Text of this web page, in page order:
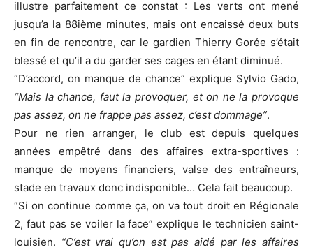
illustre parfaitement ce constat : Les verts ont mené
jusqu’a la 88ième minutes, mais ont encaissé deux buts
en fin de rencontre, car le gardien Thierry Gorée s’était
blessé et qu’il a du garder ses cages en étant diminué.
“D’accord, on manque de chance” explique Sylvio Gado,
“Mais la chance, faut la provoquer, et on ne la provoque
pas assez, on ne frappe pas assez, c’est dommage”.
Pour ne rien arranger, le club est depuis quelques
années empêtré dans des affaires extra-sportives :
manque de moyens financiers, valse des entraîneurs,
stade en travaux donc indisponible… Cela fait beaucoup.
“Si on continue comme ça, on va tout droit en Régionale
2, faut pas se voiler la face” explique le technicien saint-
louisien. “C’est vrai qu’on est pas aidé par les affaires